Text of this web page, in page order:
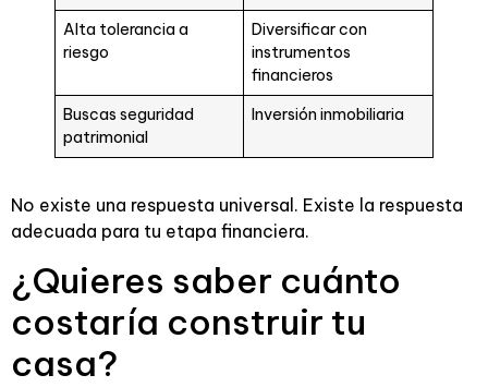
Alta tolerancia a
riesgo
Diversificar con
instrumentos
financieros
Buscas seguridad
patrimonial
Inversión inmobiliaria
No existe una respuesta universal. Existe la respuesta
adecuada para tu etapa financiera.
¿Quieres saber cuánto
costaría construir tu
casa?